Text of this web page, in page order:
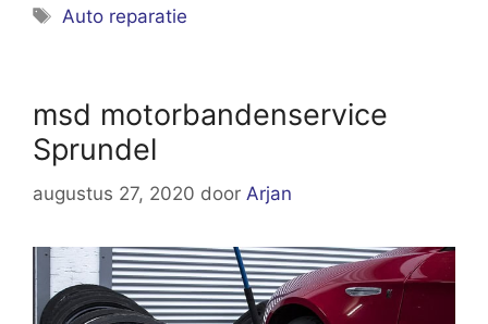
Tags
Auto reparatie
msd motorbandenservice
Sprundel
augustus 27, 2020 door Arjan